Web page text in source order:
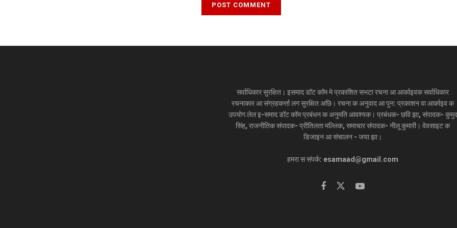
सर्वाधिकार सुरक्षित। इसमाद डॉट कॉम मे प्रकाशित सभटा रचना आ आर्काइवक सर्वाधिकार
रचनाकार आ संग्रहकर्त्ता लग सुरक्षित अछि। रचना क अनुवाद आ पुन: प्रकाशन वा आर्काइव क
उपयोग लेल इ-समाद डॉट कॉम प्रबंधन क अनुमति आवश्यक। प्रबंधक- छवि झा, संपादक- कुमुद
सिंह, राजनीतिक संपादक- प्रीतिलता मल्लिक, समाचार संपादक- नीलू कुमारी। वेवसाइट क
डिजाइन आ संचालन - जया झा।
हमरा स संपर्क: esamaad@gmail.com